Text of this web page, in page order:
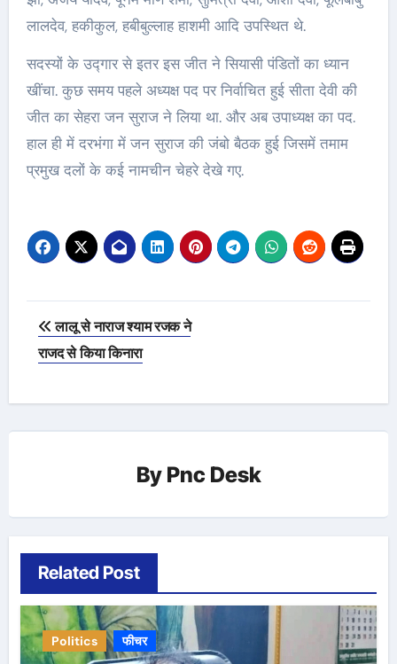
लालदेव, हकीकुल, हबीबुल्लाह हाशमी आदि उपस्थित थे.
सदस्यों के उद्गार से इतर इस जीत ने सियासी पंडितों का ध्यान
खींचा. कुछ समय पहले अध्यक्ष पद पर निर्वाचित हुई सीता देवी की
जीत का सेहरा जन सुराज ने लिया था. और अब उपाध्यक्ष का पद.
हाल ही में दरभंगा में जन सुराज की जंबो बैठक हुई जिसमें तमाम
प्रमुख दलों के कई नामचीन चेहरे देखे गए.
Post
navigation
लालू से नाराज श्याम रजक ने
राजद से किया किनारा
By Pnc Desk
Related Post
Politics फीचर